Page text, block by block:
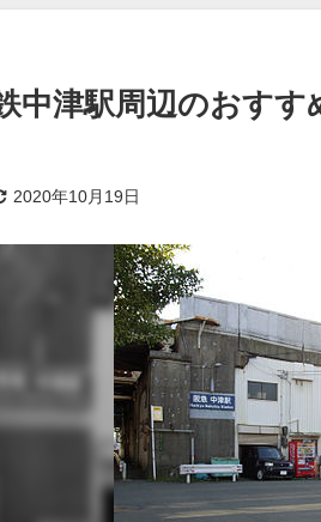
中津駅周辺のおす
2020年10月19日